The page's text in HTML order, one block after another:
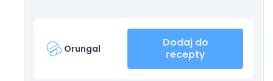
Orungal
Dodaj do
recepty